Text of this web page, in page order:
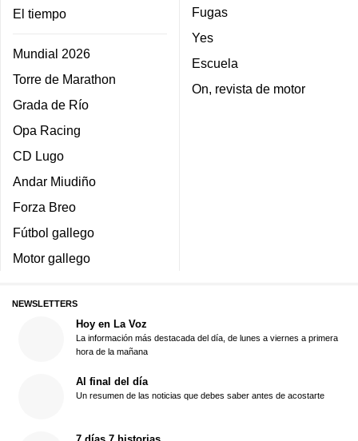
El tiempo
Mundial 2026
Torre de Marathon
Grada de Río
Opa Racing
CD Lugo
Andar Miudiño
Forza Breo
Fútbol gallego
Motor gallego
Fugas
Yes
Escuela
On, revista de motor
NEWSLETTERS
Hoy en La Voz
La información más destacada del día, de lunes a viernes a primera
hora de la mañana
Al final del día
Un resumen de las noticias que debes saber antes de acostarte